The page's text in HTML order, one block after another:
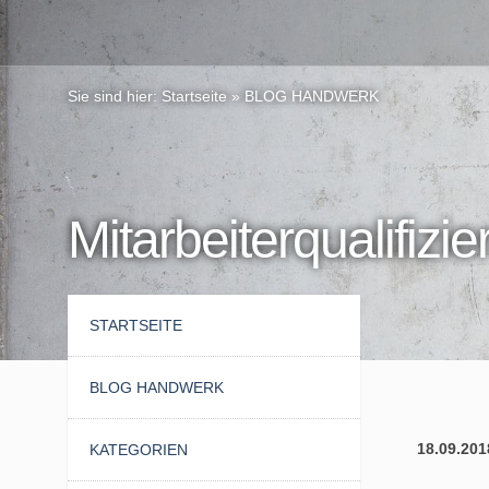
Sie sind hier: Startseite » BLOG HANDWERK
STARTSEITE
BLOG HANDWERK
KATEGORIEN